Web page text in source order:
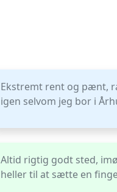
Ekstremt rent og pænt,
igen selvom jeg bor i
Altid rigtig godt sted,
heller til at sætte en